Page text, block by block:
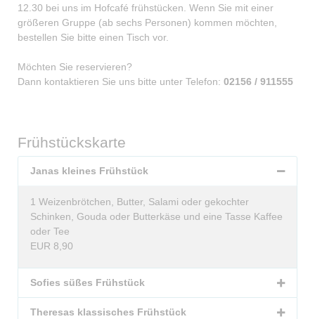
12.30 bei uns im Hofcafé frühstücken. Wenn Sie mit einer
größeren Gruppe (ab sechs Personen) kommen möchten,
bestellen Sie bitte einen Tisch vor.
Möchten Sie reservieren?
Dann kontaktieren Sie uns bitte unter Telefon: 02156 / 911555
Frühstückskarte
Janas kleines Frühstück
1 Weizenbrötchen, Butter, Salami oder gekochter
Schinken, Gouda oder Butterkäse und eine Tasse Kaffee
oder Tee
EUR 8,90
Sofies süßes Frühstück
Theresas klassisches Frühstück